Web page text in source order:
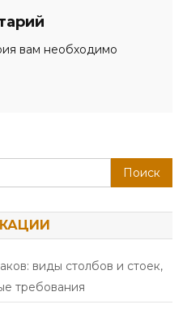
вам необходимо
Поиск
виды столбов и стоек,
требования